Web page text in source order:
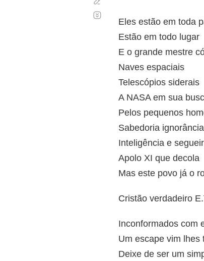
Eles estão em toda
Estão em todo lugar
E o grande mestre
Naves espaciais
Telescópios siderais
A NASA em sua
Pelos pequenos
Sabedoria ignorância
Inteligência e
Apolo XI que decola
Mas este povo já o
Cristão verdadeiro
Inconformados com
Um escape vim lhes
Deixe de ser um
automático